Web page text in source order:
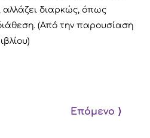
αλλάζει διαρκώς, όπως
(Από την παρουσίαση
Επόμενο ⟩